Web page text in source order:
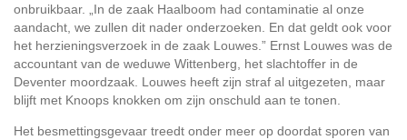
onbruikbaar. „In de zaak Haalboom had contaminatie al onze
aandacht, we zullen dit nader onderzoeken. En dat geldt ook voor
het herzieningsverzoek in de zaak Louwes.” Ernst Louwes was de
accountant van de weduwe Wittenberg, het slachtoffer in de
Deventer moordzaak. Louwes heeft zijn straf al uitgezeten, maar
blijft met Knoops knokken om zijn onschuld aan te tonen.
Het besmettingsgevaar treedt onder meer op doordat sporen van